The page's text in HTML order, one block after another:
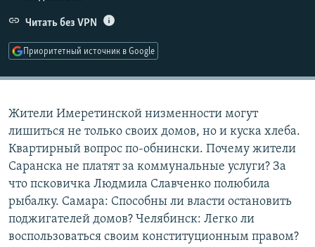
РАСПИСАНИЕ ВЕЩАНИЯ
СОЦИАЛЬНЫЕ СЕТИ
Все сайты РСЕ/РС
Читать без VPN
Приоритетный источник в Google
Жители Имеретинской низменности могут
лишиться не только своих домов, но и куска хлеба.
Квартирный вопрос по-обнински. Почему жители
Саранска не платят за коммунальные услуги? За
что псковичка Людмила Славченко полюбила
рыбалку. Самара: Способны ли власти остановить
поджигателей домов? Челябинск: Легко ли
воспользоваться своим конституционным правом?